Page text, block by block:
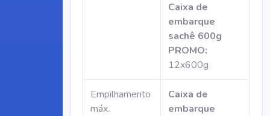
Caixa de
embarque
sachê 600g
PROMO:
12x600g
Empilhamento
máx.
Caixa de
embarque